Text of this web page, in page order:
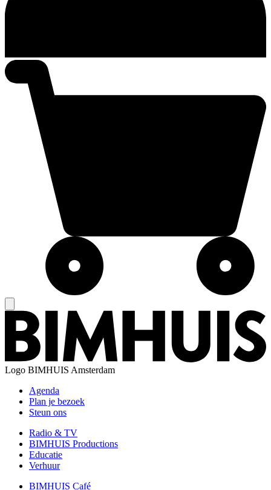
Logo BIMHUIS Amsterdam
Agenda
Plan je bezoek
Steun ons
Radio & TV
BIMHUIS Productions
Educatie
Verhuur
BIMHUIS Café